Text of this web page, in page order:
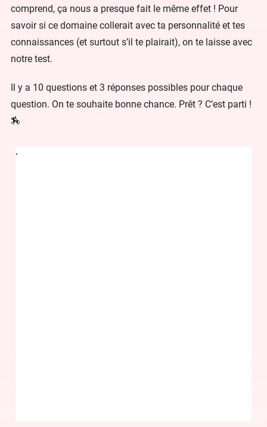
comprend, ça nous a presque fait le même effet ! Pour
savoir si ce domaine collerait avec ta personnalité et tes
connaissances (et surtout s’il te plairait), on te laisse avec
notre test.
Il y a 10 questions et 3 réponses possibles pour chaque
question. On te souhaite bonne chance. Prêt ? C’est parti !
🏇